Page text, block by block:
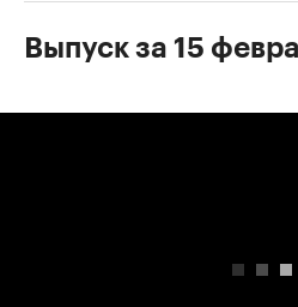
Выпуск за 15